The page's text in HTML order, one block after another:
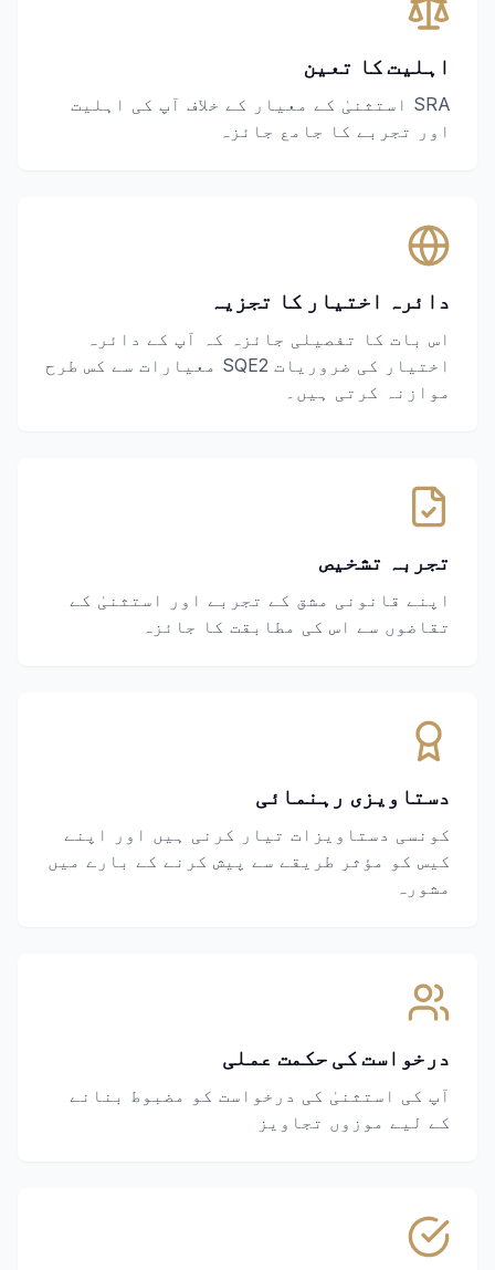
اہلیت کا تعین
SRA استثنیٰ کے معیار کے خلاف آپ کی اہلیت
اور تجربے کا جامع جائزہ
دائرہ اختیار کا تجزیہ
اس بات کا تفصیلی جائزہ کہ آپ کے دائرہ
اختیار کی ضروریات SQE2 معیارات سے کس طرح
موازنہ کرتی ہیں۔
تجربہ تشخیص
اپنے قانونی مشق کے تجربے اور استثنیٰ کے
تقاضوں سے اس کی مطابقت کا جائزہ
دستاویزی رہنمائی
کونسی دستاویزات تیار کرنی ہیں اور اپنے
کیس کو مؤثر طریقے سے پیش کرنے کے بارے میں
مشورہ
درخواست کی حکمت عملی
آپ کی استثنیٰ کی درخواست کو مضبوط بنانے
کے لیے موزوں تجاویز